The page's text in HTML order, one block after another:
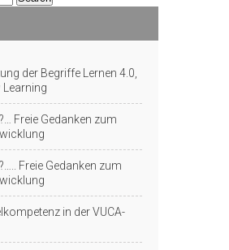
der Begriffe Lernen 4.0,
Learning
Freie Gedanken zum
Freie Gedanken zum
in der VUCA-